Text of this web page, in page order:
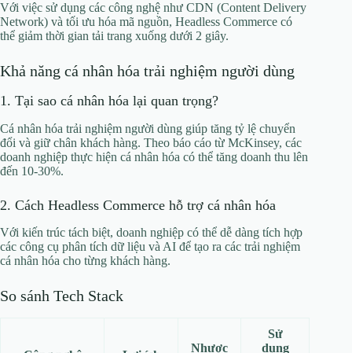
Với việc sử dụng các công nghệ như CDN (Content Delivery
Network) và tối ưu hóa mã nguồn, Headless Commerce có
thể giảm thời gian tải trang xuống dưới 2 giây.
Khả năng cá nhân hóa trải nghiệm người dùng
1. Tại sao cá nhân hóa lại quan trọng?
Cá nhân hóa trải nghiệm người dùng giúp tăng tỷ lệ chuyển
đổi và giữ chân khách hàng. Theo báo cáo từ McKinsey, các
doanh nghiệp thực hiện cá nhân hóa có thể tăng doanh thu lên
đến 10-30%.
2. Cách Headless Commerce hỗ trợ cá nhân hóa
Với kiến trúc tách biệt, doanh nghiệp có thể dễ dàng tích hợp
các công cụ phân tích dữ liệu và AI để tạo ra các trải nghiệm
cá nhân hóa cho từng khách hàng.
So sánh Tech Stack
Nhược
Sử
dụng